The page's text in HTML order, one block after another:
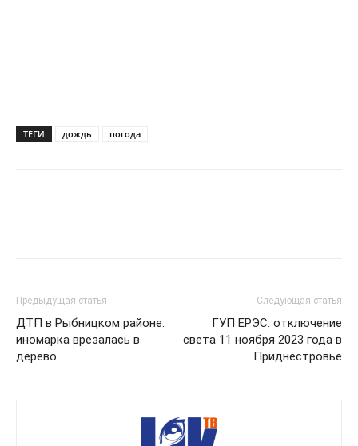
ТЕГИ дождь погода
Предыдущая статья
ДТП в Рыбницком районе:
иномарка врезалась в
дерево
Следующая статья
ГУП ЕРЭС: отключение
света 11 ноября 2023 года в
Приднестровье